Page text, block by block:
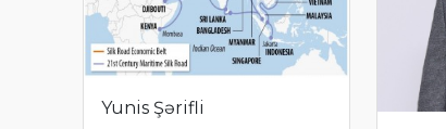
Yunis Şərifli